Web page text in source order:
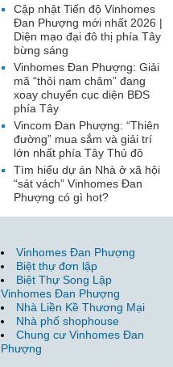
Cập nhật Tiến độ Vinhomes
Đan Phượng mới nhất 2026 |
Diện mạo đại đô thị phía Tây
bừng sáng
Vinhomes Đan Phượng: Giải
mã “thỏi nam châm” đang
xoay chuyển cục diện BĐS
phía Tây
Vincom Đan Phượng: “Thiên
đường” mua sắm và giải trí
lớn nhất phía Tây Thủ đô
Tìm hiểu dự án Nhà ở xã hội
“sát vách” Vinhomes Đan
Phượng có gì hot?
Vinhomes Đan Phượng
Biệt thự đơn lập
Biệt Thự Song Lập
Vinhomes Đan Phượng
Nhà Liền Kề Thương Mại
Nhà phố shophouse
Chung cư Vinhomes Đan
Phượng